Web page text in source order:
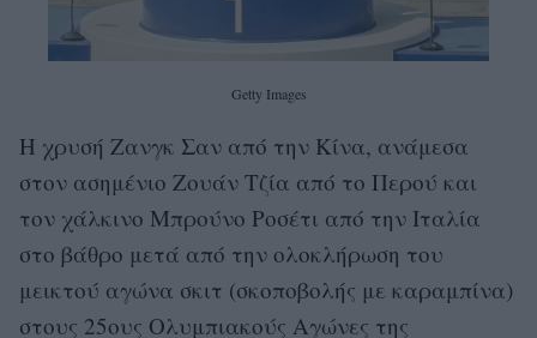
Getty Images
Η χρυσή Zανγκ Σαν από την Κίνα, ανάμεσα
στον ασημένιο Ζουάν Τζία από το Περού και
τον χάλκινο Μπρούνο Ροσέτι από την Ιταλία
στο βάθρο μετά από την ολοκλήρωση του
μεικτού αγώνα σκιτ (σκοποβολής με καραμπίνα)
στους 25ους Ολυμπιακούς Αγώνες της